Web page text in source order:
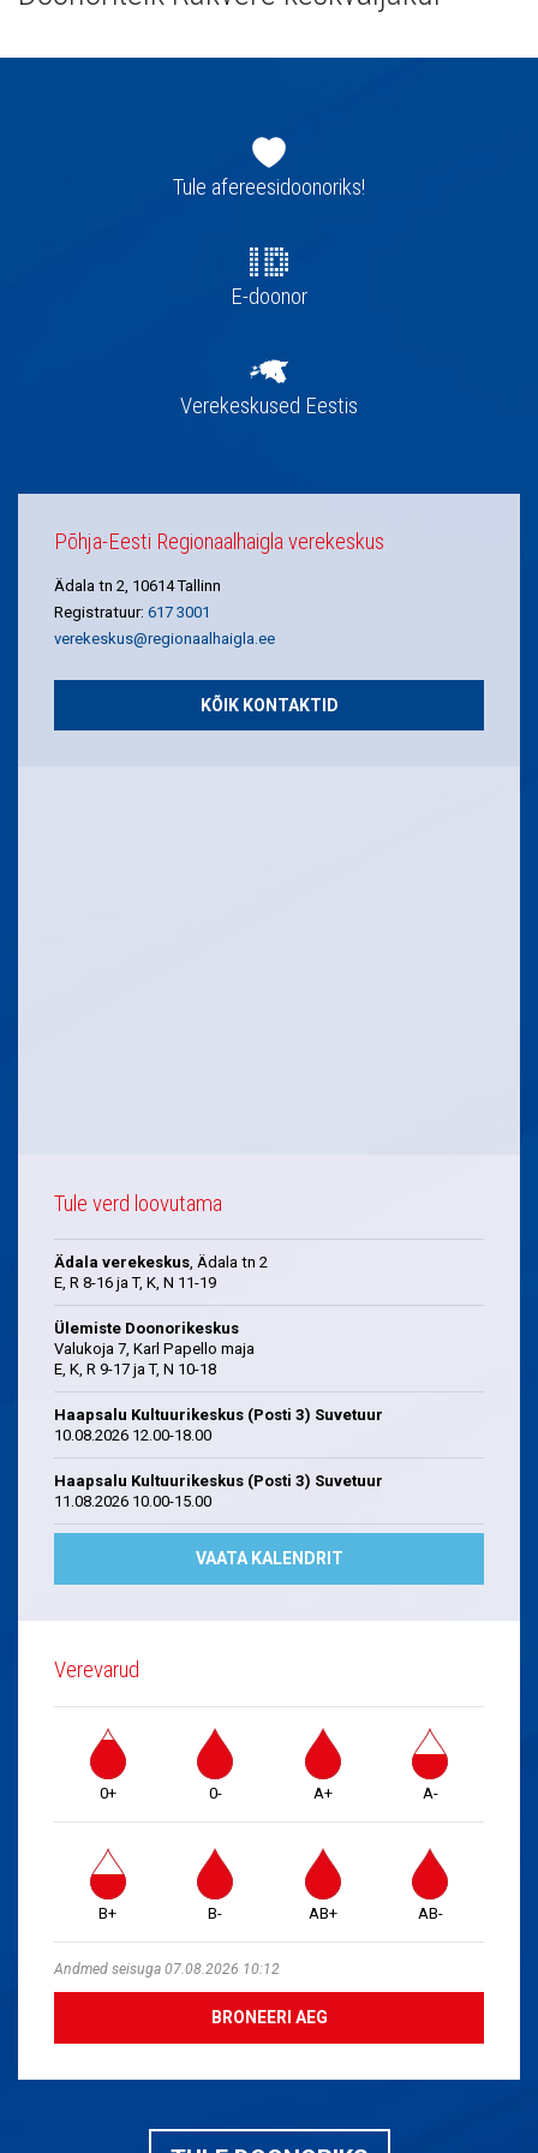
navigatsioonTule afereesidoonoriks!
E-doonor
Verekeskused Eestis
Põhja-Eesti Regionaalhaigla verekeskus
Ädala tn 2, 10614 Tallinn
Registratuur: 617 3001
verekeskus@regionaalhaigla.ee
KÕIK KONTAKTID
Tule verd loovutama
Ädala verekeskus, Ädala tn 2
E, R 8-16 ja T, K, N 11-19
Ülemiste Doonorikeskus
Valukoja 7, Karl Papello maja
E, K, R 9-17 ja T, N 10-18
Haapsalu Kultuurikeskus (Posti 3) Suvetuur
10.08.2026 12.00-18.00
Haapsalu Kultuurikeskus (Posti 3) Suvetuur
11.08.2026 10.00-15.00
VAATA KALENDRIT
Verevarud
0+ 0- A+ A-
B+ B- AB+ AB-
Andmed seisuga 07.08.2026 10:12
BRONEERI AEG